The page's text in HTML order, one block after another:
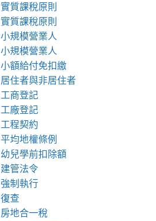
實質課稅原則
實質課稅原則
小規模營業人
小規模營業人
小額給付免扣繳
居住者與非居住者
工商登記
工廠登記
工程契約
平均地權條例
幼兒學前扣除額
建管法令
強制執行
復查
房地合一稅